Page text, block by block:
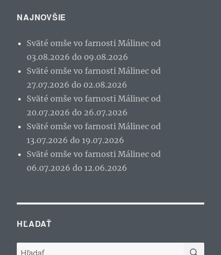
NAJNOVŠIE
Sväté omše vo farnosti Málinec od
03.08.2026 do 09.08.2026
Sväté omše vo farnosti Málinec od
27.07.2026 do 02.08.2026
Sväté omše vo farnosti Málinec od
20.07.2026 do 26.07.2026
Sväté omše vo farnosti Málinec od
13.07.2026 do 19.07.2026
Sväté omše vo farnosti Málinec od
06.07.2026 do 12.06.2026
HĽADAŤ
Hľadať: